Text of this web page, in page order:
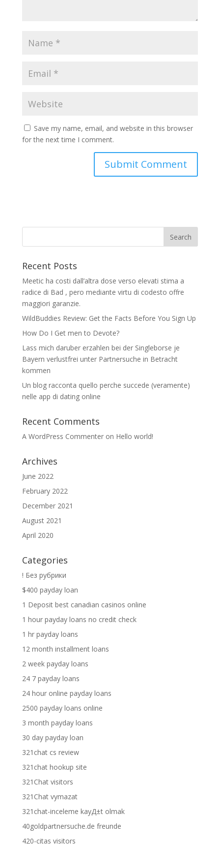
Save my name, email, and website in this browser
for the next time I comment.
Recent Posts
Meetic ha costi dall’altra dose verso elevati stima a
radice di Bad , pero mediante virtu di codesto offre
maggiori garanzie.
WildBuddies Review: Get the Facts Before You Sign Up
How Do I Get men to Devote?
Lass mich daruber erzahlen bei der Singleborse je
Bayern verlustfrei unter Partnersuche in Betracht
kommen
Un blog racconta quello perche succede (veramente)
nelle app di dating online
Recent Comments
A WordPress Commenteron Hello world!
Archives
June 2022
February 2022
December 2021
August 2021
April 2020
Categories
! Без рубрики
$400 payday loan
1 Deposit best canadian casinos online
1 hour payday loans no credit check
1 hr payday loans
12 month installment loans
2 week payday loans
24 7 payday loans
24 hour online payday loans
2500 payday loans online
3 month payday loans
30 day payday loan
321chat cs review
321chat hookup site
321Chat visitors
321Chat vymazat
321chat-inceleme kayД±t olmak
40goldpartnersuche.de freunde
420-citas visitors